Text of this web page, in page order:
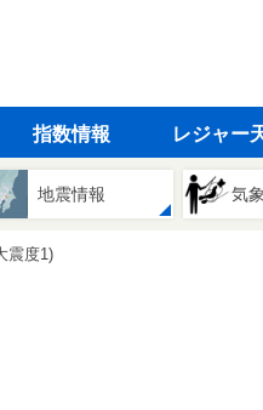
指数情報 レジャー
地震情報 気
震度1)